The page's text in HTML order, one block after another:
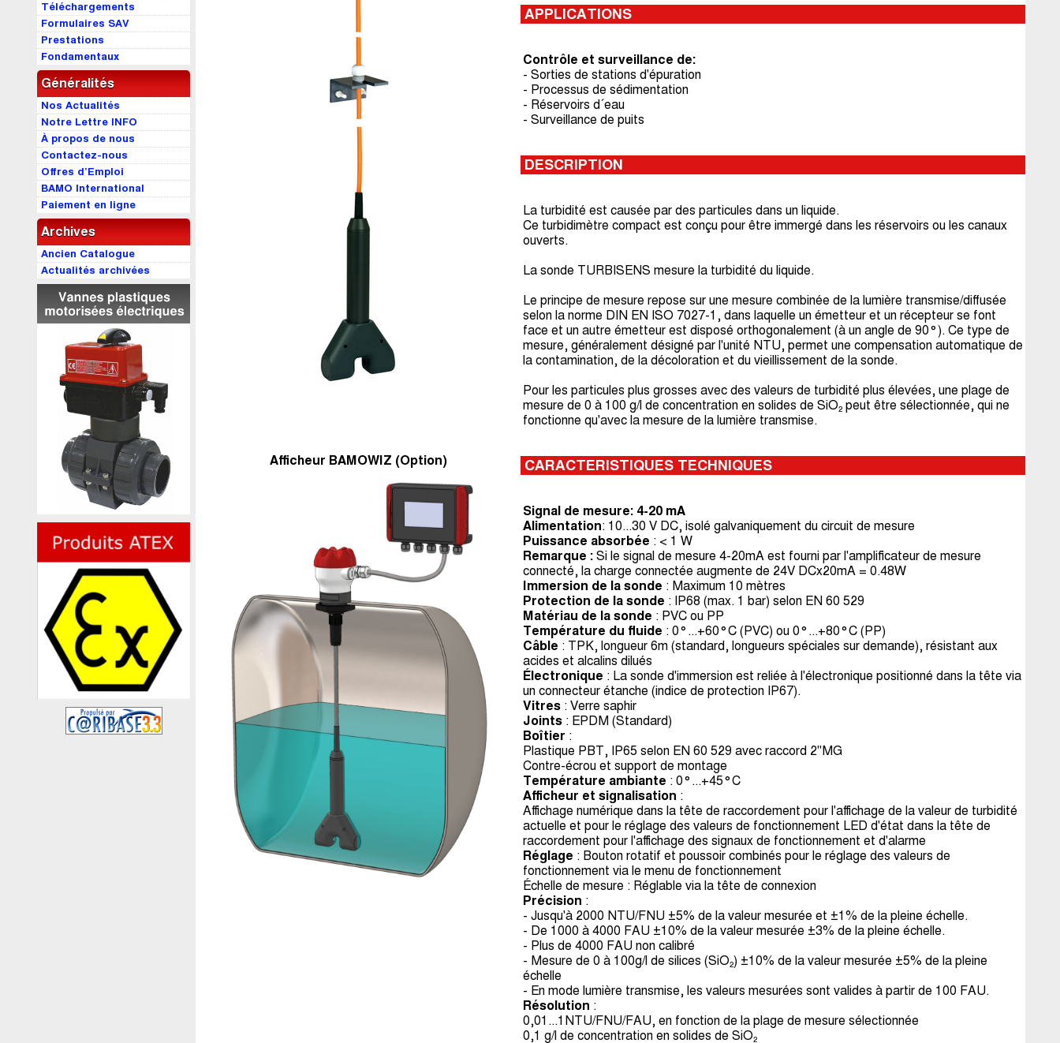
Téléchargements
Formulaires SAV
Prestations
Fondamentaux
Généralités
Nos Actualités
Notre Lettre INFO
À propos de nous
Contactez-nous
Offres d’Emploi
BAMO International
Paiement en ligne
Archives
Ancien Catalogue
Actualités archivées
Afficheur BAMOWIZ (Option)
APPLICATIONS
Contrôle et surveillance de:
- Sorties de stations d'épuration
- Processus de sédimentation
- Réservoirs d´eau
- Surveillance de puits
DESCRIPTION
La turbidité est causée par des particules dans un liquide.
Ce turbidimètre compact est conçu pour être immergé dans les réservoirs ou les canaux
ouverts.
La sonde TURBISENS mesure la turbidité du liquide.
Le principe de mesure repose sur une mesure combinée de la lumière transmise/diffusée
selon la norme DIN EN ISO 7027-1, dans laquelle un émetteur et un récepteur se font
face et un autre émetteur est disposé orthogonalement (à un angle de 90°). Ce type de
mesure, généralement désigné par l'unité NTU, permet une compensation automatique de
la contamination, de la décoloration et du vieillissement de la sonde.
Pour les particules plus grosses avec des valeurs de turbidité plus élevées, une plage de
mesure de 0 à 100 g/l de concentration en solides de SiO₂ peut être sélectionnée, qui ne
fonctionne qu'avec la mesure de la lumière transmise.
CARACTERISTIQUES TECHNIQUES
Signal de mesure: 4-20 mA
Alimentation: 10...30 V DC, isolé galvaniquement du circuit de mesure
Puissance absorbée : < 1 W
Remarque : Si le signal de mesure 4-20mA est fourni par l'amplificateur de mesure
connecté, la charge connectée augmente de 24V DCx20mA = 0.48W
Immersion de la sonde : Maximum 10 mètres
Protection de la sonde : IP68 (max. 1 bar) selon EN 60 529
Matériau de la sonde : PVC ou PP
Température du fluide : 0°...+60°C (PVC) ou 0°...+80°C (PP)
Câble : TPK, longueur 6m (standard, longueurs spéciales sur demande), résistant aux
acides et alcalins dilués
Électronique : La sonde d'immersion est reliée à l'électronique positionné dans la tête via
un connecteur étanche (indice de protection IP67).
Vitres : Verre saphir
Joints : EPDM (Standard)
Boîtier :
Plastique PBT, IP65 selon EN 60 529 avec raccord 2"MG
Contre-écrou et support de montage
Température ambiante : 0°...+45°C
Afficheur et signalisation :
Affichage numérique dans la tête de raccordement pour l'affichage de la valeur de turbidité
actuelle et pour le réglage des valeurs de fonctionnement LED d'état dans la tête de
raccordement pour l'affichage des signaux de fonctionnement et d'alarme
Réglage : Bouton rotatif et poussoir combinés pour le réglage des valeurs de
fonctionnement via le menu de fonctionnement
Échelle de mesure : Réglable via la tête de connexion
Précision :
- Jusqu'à 2000 NTU/FNU ±5% de la valeur mesurée et ±1% de la pleine échelle.
- De 1000 à 4000 FAU ±10% de la valeur mesurée ±3% de la pleine échelle.
- Plus de 4000 FAU non calibré
- Mesure de 0 à 100g/l de silices (SiO₂) ±10% de la valeur mesurée ±5% de la pleine
échelle
- En mode lumière transmise, les valeurs mesurées sont valides à partir de 100 FAU.
Résolution :
0,01...1NTU/FNU/FAU, en fonction de la plage de mesure sélectionnée
0,1 g/l de concentration en solides de SiO₂